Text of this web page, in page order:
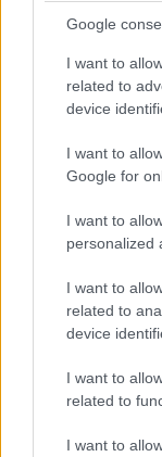
Google
I want to
related to
device
I want to
Google for
I want to
personalized
I want to
related to
device
I want to
related to
I want to
και